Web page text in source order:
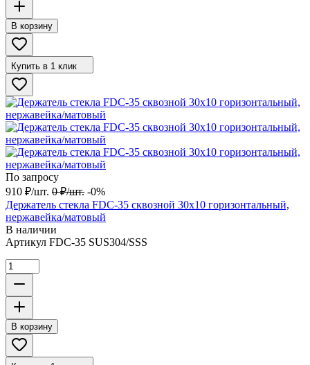
В корзину
Купить в 1 клик
По запросу
910 ₽/шт. 0 ₽/шт. -0%
Держатель стекла FDC-35 сквозной 30х10 горизонтальный,
нержавейка/матовый
В наличии
Артикул FDC-35 SUS304/SSS
В корзину